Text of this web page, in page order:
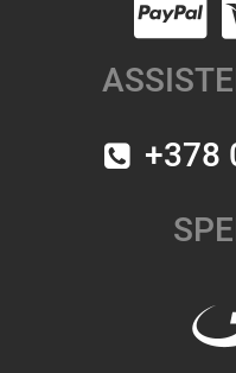
+378